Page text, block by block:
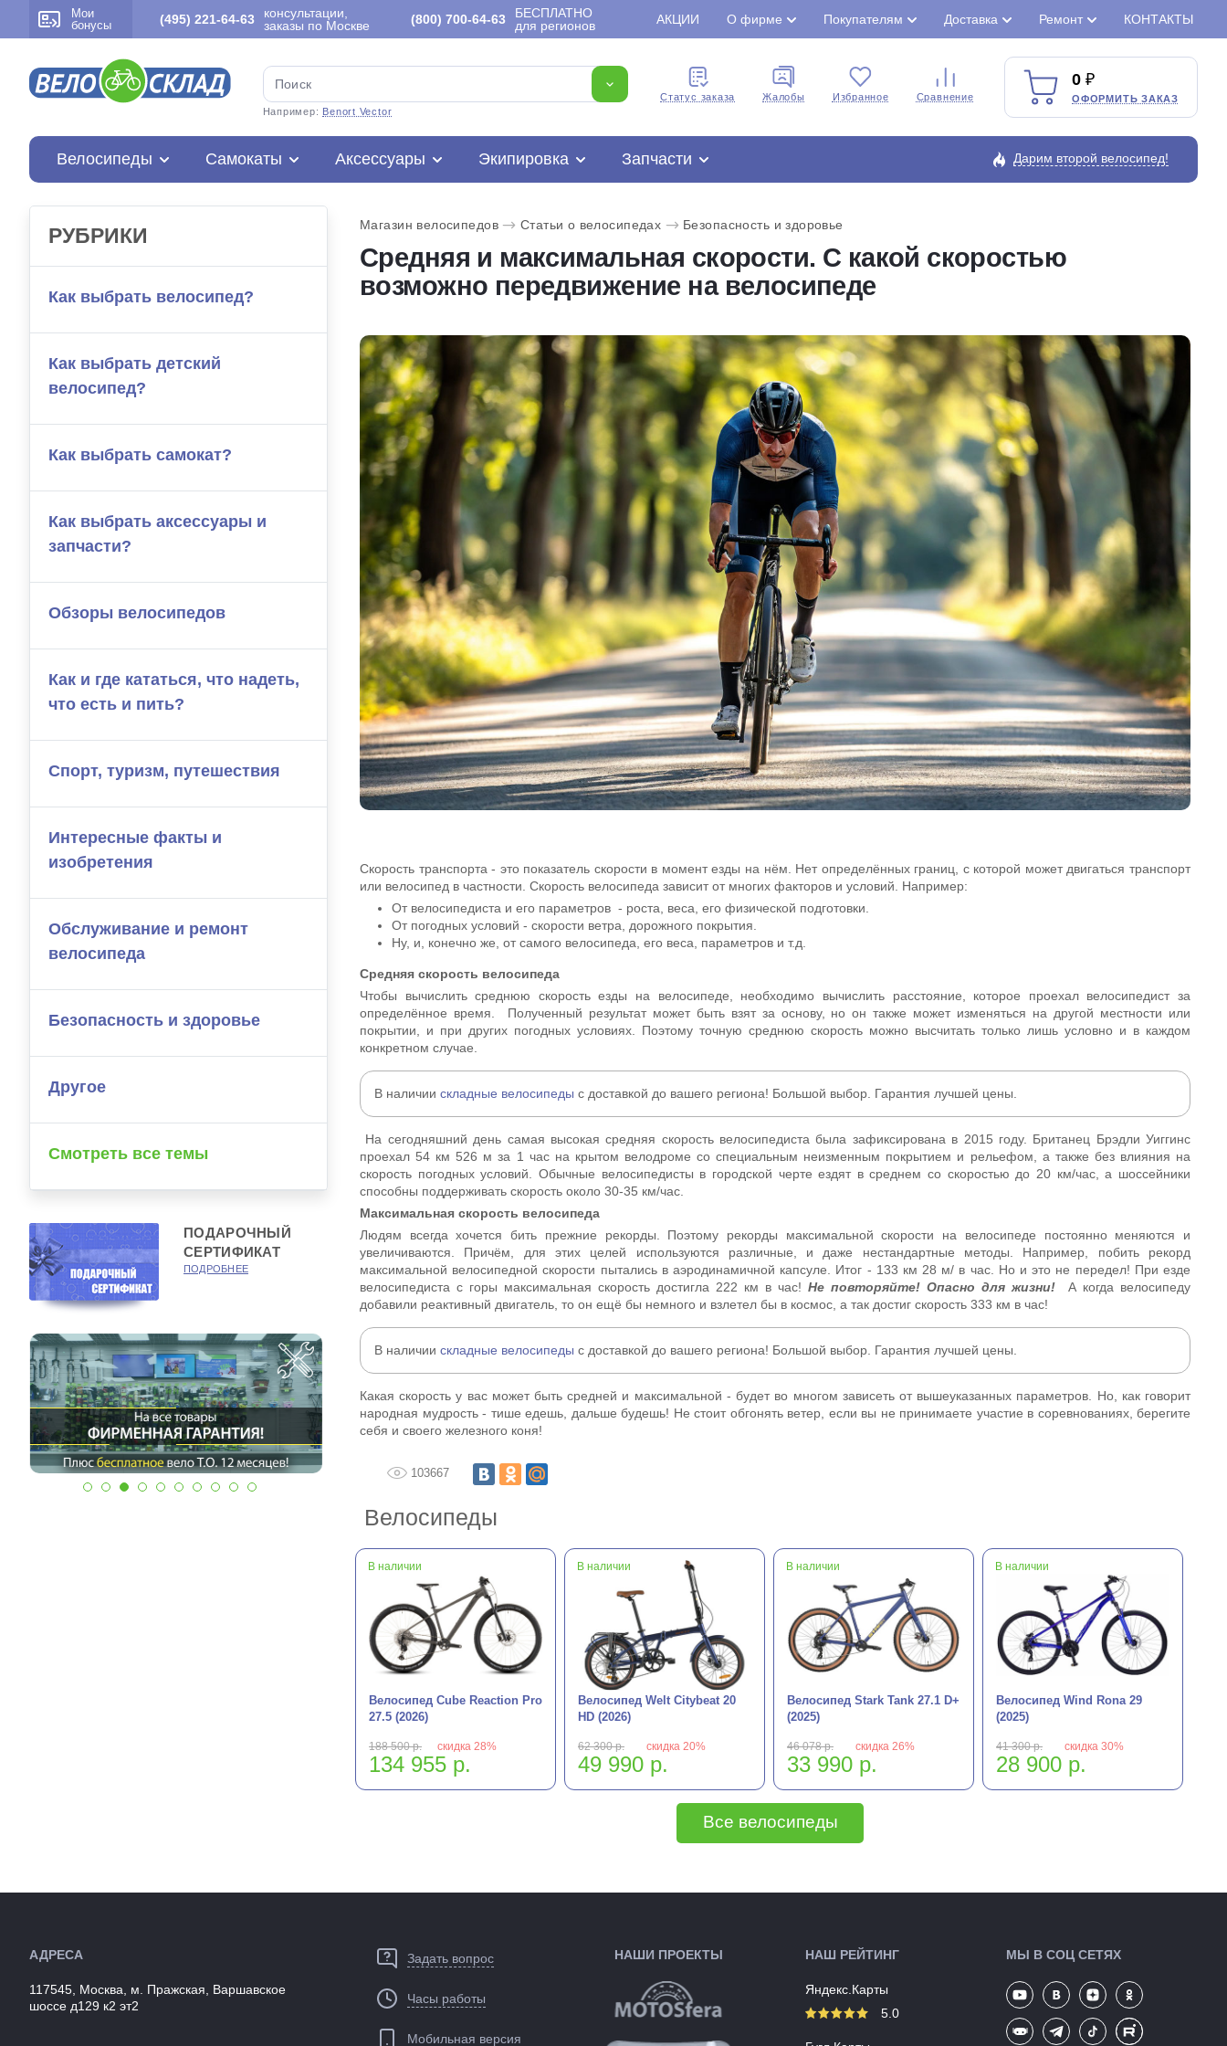
Мои
бонусы
(495) 221-64-63
консультации,
заказы по Москве
(800) 700-64-63
БЕСПЛАТНО
для регионов
АКЦИИ О фирме Покупателям Доставка Ремонт КОНТАКТЫ
Например: Benort Vector
Cтатус заказа Жалобы Избранное Сравнение
0
ОФОРМИТЬ ЗАКАЗ
Велосипеды Самокаты Аксессуары Экипировка Запчасти Дарим второй велосипед!
РУБРИКИ
Как выбрать велосипед?
Как выбрать детский
велосипед?
Как выбрать самокат?
Как выбрать аксессуары и
запчасти?
Обзоры велосипедов
Как и где кататься, что надеть,
что есть и пить?
Спорт, туризм, путешествия
Интересные факты и
изобретения
Обслуживание и ремонт
велосипеда
Безопасность и здоровье
Другое
Смотреть все темы
ПОДАРОЧНЫЙ
СЕРТИФИКАТ
ПОДРОБНЕЕ
Магазин велосипедов Статьи о велосипедах Безопасность и здоровье
Средняя и максимальная скорости. С какой скоростью
возможно передвижение на велосипеде
Скорость транспорта - это показатель скорости в момент езды на нём. Нет определённых границ, с которой может двигаться транспорт
или велосипед в частности. Скорость велосипеда зависит от многих факторов и условий. Например:
От велосипедиста и его параметров - роста, веса, его физической подготовки.
От погодных условий - скорости ветра, дорожного покрытия.
Ну, и, конечно же, от самого велосипеда, его веса, параметров и т.д.
Средняя скорость велосипеда
Чтобы вычислить среднюю скорость езды на велосипеде, необходимо вычислить расстояние, которое проехал велосипедист за
определённое время. Полученный результат может быть взят за основу, но он также может изменяться на другой местности или
покрытии, и при других погодных условиях. Поэтому точную среднюю скорость можно высчитать только лишь условно и в каждом
конкретном случае.
В наличии складные велосипеды с доставкой до вашего региона! Большой выбор. Гарантия лучшей цены.
На сегодняшний день самая высокая средняя скорость велосипедиста была зафиксирована в 2015 году. Британец Брэдли Уиггинс
проехал 54 км 526 м за 1 час на крытом велодроме со специальным неизменным покрытием и рельефом, а также без влияния на
скорость погодных условий. Обычные велосипедисты в городской черте ездят в среднем со скоростью до 20 км/час, а шоссейники
способны поддерживать скорость около 30-35 км/час.
Максимальная скорость велосипеда
Людям всегда хочется бить прежние рекорды. Поэтому рекорды максимальной скорости на велосипеде постоянно меняются и
увеличиваются. Причём, для этих целей используются различные, и даже нестандартные методы. Например, побить рекорд
максимальной велосипедной скорости пытались в аэродинамичной капсуле. Итог - 133 км 28 м/ в час. Но и это не передел! При езде
велосипедиста с горы максимальная скорость достигла 222 км в час! Не повторяйте! Опасно для жизни! А когда велосипеду
добавили реактивный двигатель, то он ещё бы немного и взлетел бы в космос, а так достиг скорость 333 км в час!
В наличии складные велосипеды с доставкой до вашего региона! Большой выбор. Гарантия лучшей цены.
Какая скорость у вас может быть средней и максимальной - будет во многом зависеть от вышеуказанных параметров. Но, как говорит
народная мудрость - тише едешь, дальше будешь! Не стоит обгонять ветер, если вы не принимаете участие в соревнованиях, берегите
себя и своего железного коня!
103667
Велосипеды
В наличии
Велосипед Cube Reaction Pro
27.5 (2026)
188 500 р. скидка 28%
134 955 р.
В наличии
Велосипед Welt Citybeat 20
HD (2026)
62 300 р. скидка 20%
49 990 р.
В наличии
Велосипед Stark Tank 27.1 D+
(2025)
46 078 р. скидка 26%
33 990 р.
В наличии
Велосипед Wind Rona 29
(2025)
41 300 р. скидка 30%
28 900 р.
Все велосипеды
АДРЕСА
117545, Москва, м. Пражская, Варшавское
шоссе д129 к2 эт2
Задать вопрос
Часы работы
Мобильная версия
НАШИ ПРОЕКТЫ НАШ РЕЙТИНГ
Яндекс.Карты
5.0
МЫ В СОЦ СЕТЯХ